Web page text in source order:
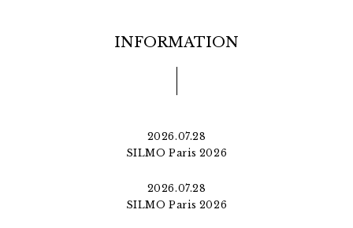
INFORMATION
2026.07.28
SILMO Paris 2026
2026.07.28
SILMO Paris 2026